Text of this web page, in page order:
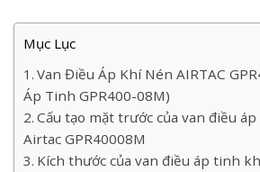
Mục Lục
Van Điều Áp Khí Nén AIRTAC
Áp Tinh GPR400-08M)
Cấu tạo mặt trước của van điều
Airtac GPR40008M
Kích thước của van điều áp tinh